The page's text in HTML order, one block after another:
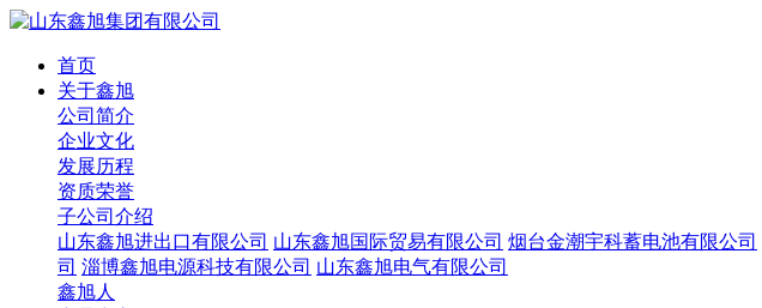
首页
关于鑫旭
公司简介
企业文化
发展历程
资质荣誉
子公司介绍
山东鑫旭进出口有限公司 山东鑫旭国际贸易有限公司 烟台金潮宇科蓄电池有限公司
司 淄博鑫旭电源科技有限公司 山东鑫旭电气有限公司
鑫旭人